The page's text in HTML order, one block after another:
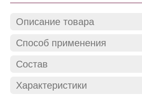
Описание товара
Способ применения
Состав
Характеристики